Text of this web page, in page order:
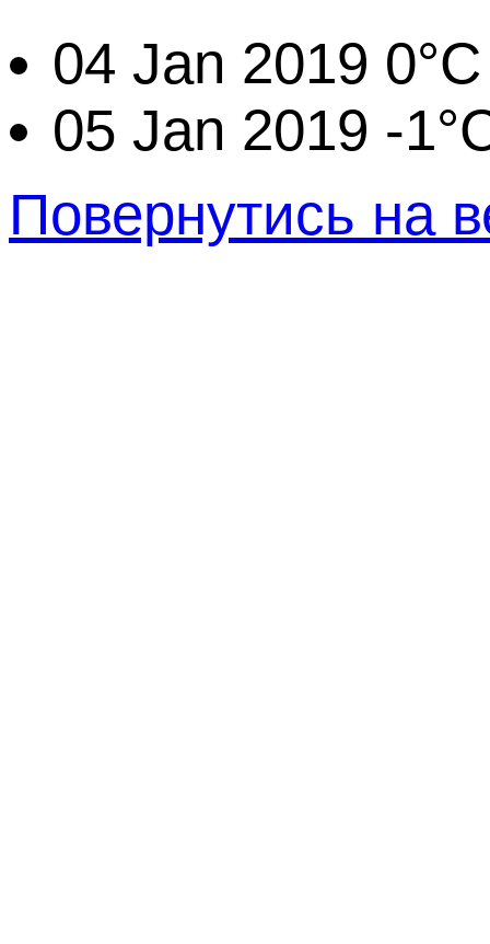
04 Jan 2019 0°C
05 Jan 2019 -
Повернутись на